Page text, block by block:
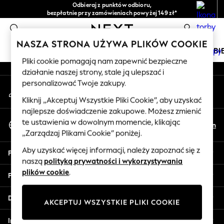
Odbieraj z punktów odbioru,
bezpłatnie przy zamówieniach powyżej 149 zł*
Łatwe zwroty*
0
HOLIDAY SHOP
Women's Holiday Shop
All Swimwear
All Beachwear
Bags & Accessories
Beach Dresses & Kaftans
Dresses
Flip Flops
Sliders
Jumpsuits & Playsuits
Sandals
Shorts
An error occurred on client
Nasze media społecznościowe
Moje konto
Zaloguj się na swoje konto
Wybierz Język
Polski
En
Pomoc
Prywatność i zasady prawne
Działy
Inne usługi
NASZA STRONA UŻYWA PLIKÓW COOKIE
Pliki cookie pomagają nam zapewnić bezpieczne
działanie naszej strony, stale ją ulepszać i
personalizować Twoje zakupy.
Kliknij „Akceptuj Wszystkie Pliki Cookie”, aby uzyskać
najlepsze doświadczenie zakupowe. Możesz zmienić
te ustawienia w dowolnym momencie, klikając
„Zarządzaj Plikami Cookie” poniżej.
Aby uzyskać więcej informacji, należy zapoznać się z
naszą polityką prywatności i wykorzystywania
plików cookie.
AKCEPTUJ WSZYSTKIE PLIKI COOKIE